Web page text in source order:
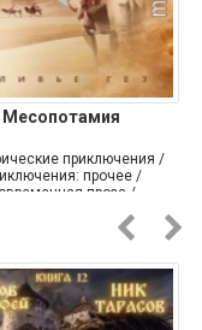
Месопотамия
приключения /
прочее /
проза /